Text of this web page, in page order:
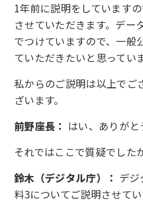
1年前に説明をしています
させていただきます。デー
でつけていますので、一般
ていただきたいと思ってい
私からのご説明は以上でご
ざいます。
前野座長： はい、ありがと
それではここで質疑でした
鈴木（デジタル庁）： デ
料3についてご説明させてい